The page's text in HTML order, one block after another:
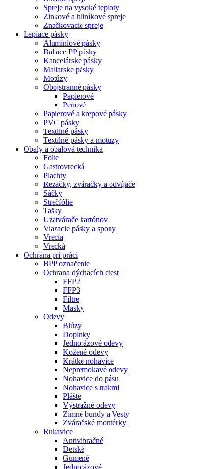
Spreje na vysoké teploty
Zinkové a hliníkové spreje
Značkovacie spreje
Lepiace pásky
Alumíniové pásky
Baliace PP pásky
Kancelárske pásky
Maliarske pásky
Motúzy
Obojstranné pásky
Papierové
Penové
Papierové a krepové pásky
PVC pásky
Textilné pásky
Textilné pásky a motúzy
Obaly a obalová technika
Fólie
Gastrovrecká
Plachty
Rezačky, zváračky a odvíjače
Sáčky
Strečfólie
Tašky
Uzatvárače kartónov
Viazacie pásky a spony
Vrecia
Vrecká
Ochrana pri práci
BPP označenie
Ochrana dýchacích ciest
FFP2
FFP3
Filtre
Masky
Odevy
Blúzy
Doplnky
Jednorázové odevy
Kožené odevy
Krátke nohavice
Nepremokavé odevy
Nohavice do pásu
Nohavice s trakmi
Plášte
Výstražné odevy
Zimné bundy a Vesty
Zváračské montérky
Rukavice
Antivibračné
Detské
Gumené
Jednorázové